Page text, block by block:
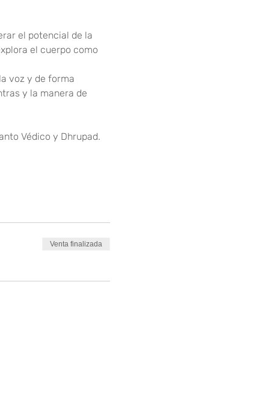
el potencial de la
el cuerpo como
voz y de forma
y la manera de
Védico y Dhrupad.
Venta finalizada